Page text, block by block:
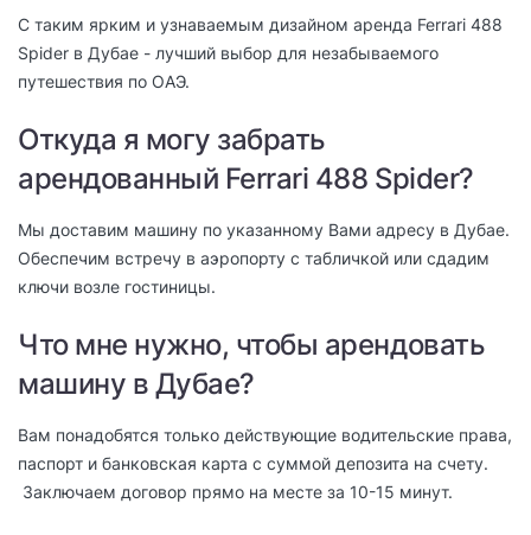
С таким ярким и узнаваемым дизайном аренда Ferrari 488
Spider в Дубае - лучший выбор для незабываемого
путешествия по ОАЭ.
Откуда я могу забрать
арендованный Ferrari 488 Spider?
Мы доставим машину по указанному Вами адресу в Дубае.
Обеспечим встречу в аэропорту с табличкой или сдадим
ключи возле гостиницы.
Что мне нужно, чтобы арендовать
машину в Дубае?
Вам понадобятся только действующие водительские права,
паспорт и банковская карта с суммой депозита на счету.
Заключаем договор прямо на месте за 10-15 минут.